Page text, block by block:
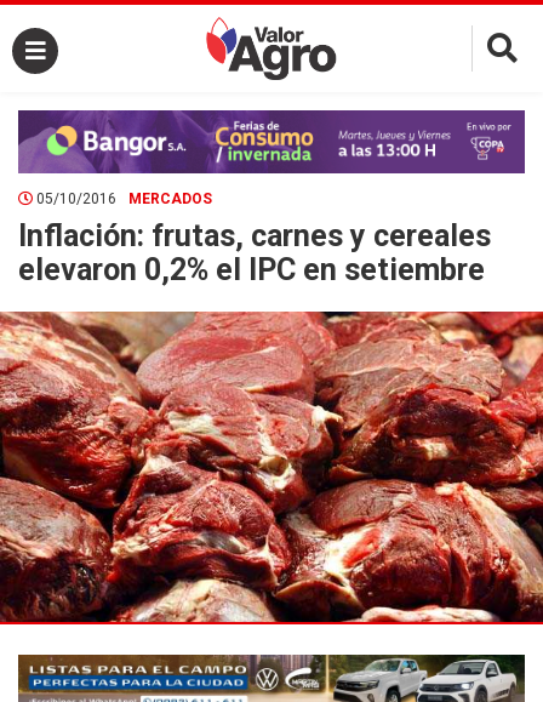
×
05/10/2016 MERCADOS
Inflación: frutas, carnes y cereales
elevaron 0,2% el IPC en setiembre